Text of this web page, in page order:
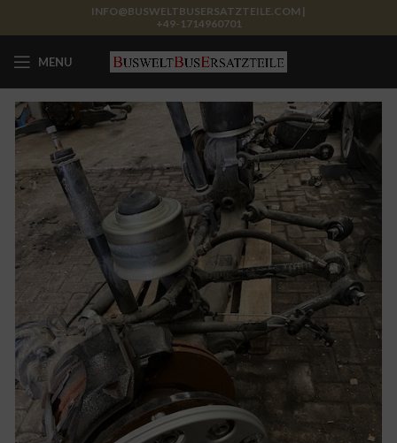
INFO@BUSWELTBUSERSATZTEILE.COM |
+49-1714960701
MENU